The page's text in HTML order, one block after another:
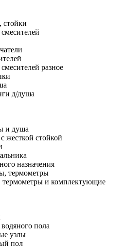
стойки
разное
д/душа
и душа
жесткой стойкой
назначения
термометры
и комплектующие
пола
узлы
пол